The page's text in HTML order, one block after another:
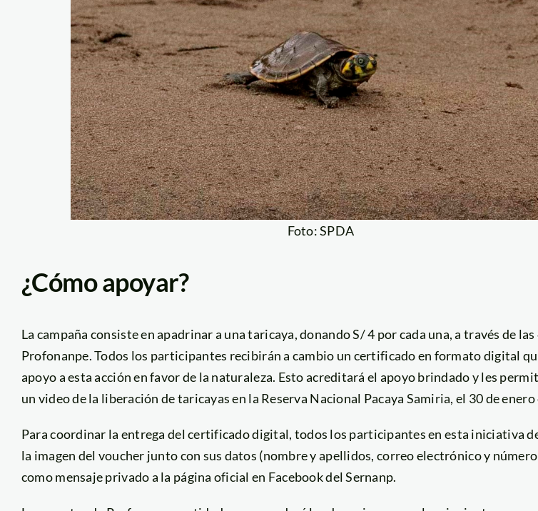
Foto: SPDA
¿Cómo apoyar?
La campaña consiste en apadrinar a una taricaya, donando S/ 4 por cada una, a través de
Profonanpe. Todos los participantes recibirán a cambio un certificado en formato digital
apoyo a esta acción en favor de la naturaleza. Esto acreditará el apoyo brindado y les
un video de la liberación de taricayas en la Reserva Nacional Pacaya Samiria, el 30 de enero
Para coordinar la entrega del certificado digital, todos los participantes en esta iniciativa
la imagen del voucher junto con sus datos (nombre y apellidos, correo electrónico y
como mensaje privado a la página oficial en Facebook del Sernanp.